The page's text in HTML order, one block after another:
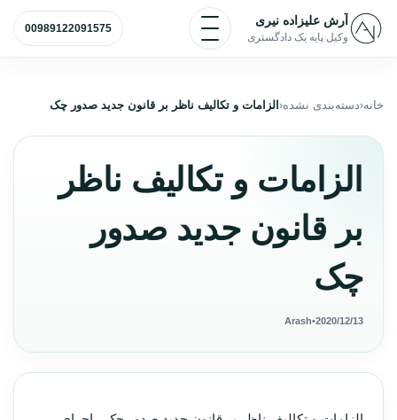
پرش به محتوا
آرش علیزاده نیری
وکیل پایه یک دادگستری
باز و بسته کردن منو
00989122091575
خانه دسته‌بندی نشده الزامات و تکالیف ناظر بر قانون جدید صدور چک
الزامات و تکالیف ناظر
بر قانون جدید صدور
چک
2020/12/13
•
Arash